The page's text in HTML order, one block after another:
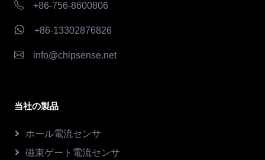
+86-756-8600806
+86-13302876826
info@chipsense.net
当社の製品
ホール電流センサ
磁束ゲート電流センサ